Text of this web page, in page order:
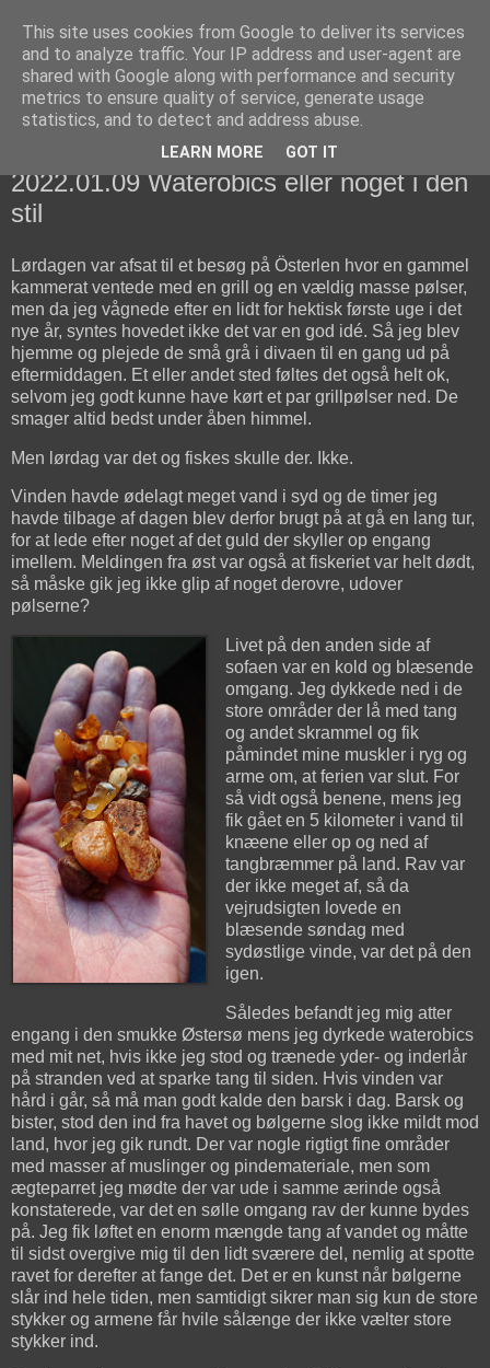
fiskedagbog.dk
Havørredfiskeri, tordenvejr og rav i (en skøn?) tre-enighed
2022.01.09 Waterobics eller noget i den
stil
Lørdagen var afsat til et besøg på Österlen hvor en gammel
kammerat ventede med en grill og en vældig masse pølser,
men da jeg vågnede efter en lidt for hektisk første uge i det
nye år, syntes hovedet ikke det var en god idé. Så jeg blev
hjemme og plejede de små grå i divaen til en gang ud på
eftermiddagen. Et eller andet sted føltes det også helt ok,
selvom jeg godt kunne have kørt et par grillpølser ned. De
smager altid bedst under åben himmel.
Men lørdag var det og fiskes skulle der. Ikke.
Vinden havde ødelagt meget vand i syd og de timer jeg
havde tilbage af dagen blev derfor brugt på at gå en lang tur,
for at lede efter noget af det guld der skyller op engang
imellem. Meldingen fra øst var også at fiskeriet var helt dødt,
så måske gik jeg ikke glip af noget derovre, udover
pølserne?
Livet på den anden side af
sofaen var en kold og blæsende
omgang. Jeg dykkede ned i de
store områder der lå med tang
og andet skrammel og fik
påmindet mine muskler i ryg og
arme om, at ferien var slut. For
så vidt også benene, mens jeg
fik gået en 5 kilometer i vand til
knæene eller op og ned af
tangbræmmer på land. Rav var
der ikke meget af, så da
vejrudsigten lovede en
blæsende søndag med
sydøstlige vinde, var det på den
igen.
Således befandt jeg mig atter
engang i den smukke Østersø mens jeg dyrkede waterobics
med mit net, hvis ikke jeg stod og trænede yder- og inderlår
på stranden ved at sparke tang til siden. Hvis vinden var
hård i går, så må man godt kalde den barsk i dag. Barsk og
bister, stod den ind fra havet og bølgerne slog ikke mildt mod
land, hvor jeg gik rundt. Der var nogle rigtigt fine områder
med masser af muslinger og pindemateriale, men som
ægteparret jeg mødte der var ude i samme ærinde også
konstaterede, var det en sølle omgang rav der kunne bydes
på. Jeg fik løftet en enorm mængde tang af vandet og måtte
til sidst overgive mig til den lidt sværere del, nemlig at spotte
ravet for derefter at fange det. Det er en kunst når bølgerne
slår ind hele tiden, men samtidigt sikrer man sig kun de store
stykker og armene får hvile sålænge der ikke vælter store
stykker ind.
This site uses cookies from Google to deliver its services
and to analyze traffic. Your IP address and user-agent are
shared with Google along with performance and security
metrics to ensure quality of service, generate usage
statistics, and to detect and address abuse.
LEARN MORE GOT IT